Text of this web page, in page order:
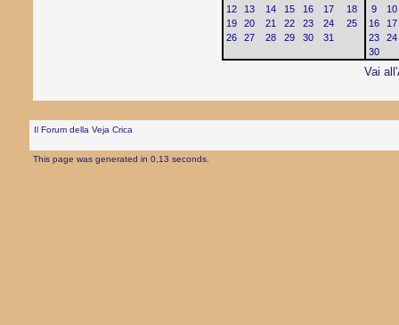
12
13 14 15 16 17
18
19
20 21 22 23 24
25
26
27 28 29 30 31
9
10
16
17
23
24
30
Vai
Il Forum della Veja Crica
This page was generated in 0,13 seconds.